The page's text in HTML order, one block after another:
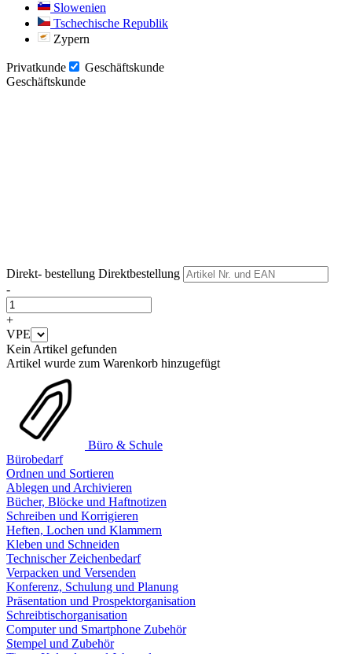
Slowenien
Tschechische Republik
Zypern
Privatkunde
Geschäftskunde
Geschäftskunde
Direkt- bestellung Direktbestellung
-
+
VPE
Kein Artikel gefunden
Artikel wurde zum Warenkorb hinzugefügt
Büro & Schule
Bürobedarf
Ordnen und Sortieren
Ablegen und Archivieren
Bücher, Blöcke und Haftnotizen
Schreiben und Korrigieren
Heften, Lochen und Klammern
Kleben und Schneiden
Technischer Zeichenbedarf
Verpacken und Versenden
Konferenz, Schulung und Planung
Präsentation und Prospektorganisation
Schreibtischorganisation
Computer und Smartphone Zubehör
Stempel und Zubehör